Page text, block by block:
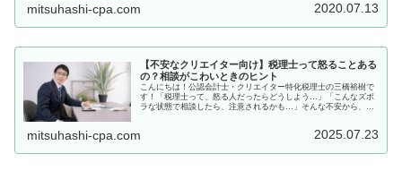
mitsuhashi-cpa.com 2020.07.13
【不安なクリエイター向け】税理士って怒ることある
の？相談がこわいときのヒント
こんにちは！公認会計士・クリエイター特化税理士の三橋裕樹で
す！「税理士って、怒る人だったらどうしよう…」「こんなズボ
ラな状態で相談したら、注意されるかも…」そんな不安から、な
mitsuhashi-cpa.com 2025.07.23